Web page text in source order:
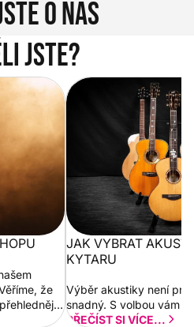
o nás
jste?
Music
že
přidávat
Jak vybrat
JAK VYBRAT
KYTARU
Výběr akustiky není pro
snadný. S volbou vám
PŘEČÍST SI VÍCE...